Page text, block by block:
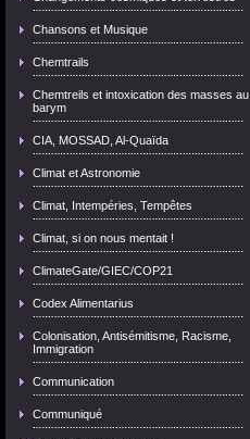
Chansons et Musique
Chemtrails
Chemtreils et intoxication des masses au
barym
CIA, MOSSAD, Al-Quaïda
Climat et Astronomie
Climat, Intempéries, Tempêtes
Climat, si on nous mentait !
ClimateGate/GIEC/COP21
Codex Alimentarius
Colonisation, Antisémitisme, Racisme,
Immigration
Communication
Communiqué